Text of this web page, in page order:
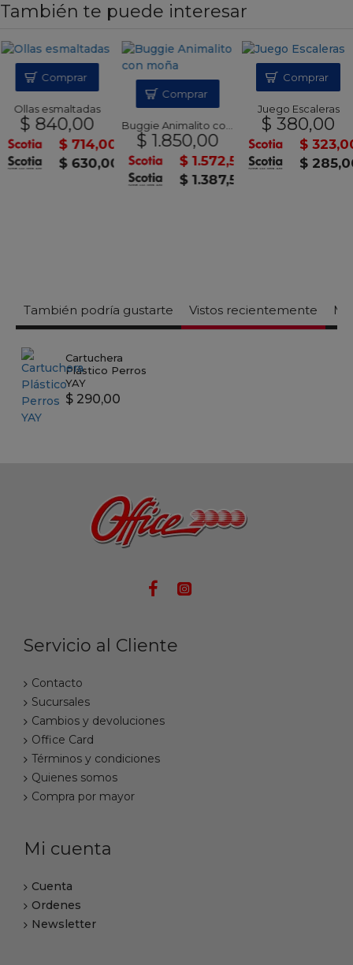
También te puede interesar
Ollas esmaltadas
$ 840,00
$ 714,00
$ 630,00
Comprar
Buggie Animalito con moña
$ 1.850,00
$ 1.572,50
$ 1.387,50
Comprar
Juego Escaleras
$ 380,00
$
$
Comprar
También podría gustarte Vistos recientemente
Cartuchera
Plástico Perros
YAY
$ 290,00
Servicio al Cliente
Contacto
Sucursales
Cambios y devoluciones
Office Card
Términos y condiciones
Quienes somos
Compra por mayor
Mi cuenta
Cuenta
Ordenes
Newsletter